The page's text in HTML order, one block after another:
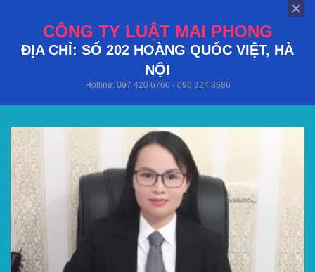
CÔNG TY LUẬT MAI PHONG
ĐỊA CHỈ: SỐ 202 HOÀNG QUỐC VIỆT, HÀ
NỘI
Hotline: 097 420 6766 - 090 324 3686